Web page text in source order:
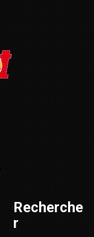
Recherche
r